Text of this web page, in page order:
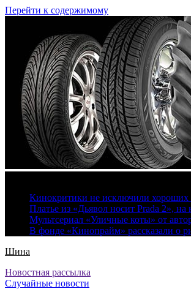
Перейти к содержимому
Кинокритики не исключили хороших
Платье из «Дьявол носит Prada 2»,
Мультсериал «Уличные коты» от
В фонде «Кинопрайм» рассказали о
Шина
Новостная рассылка
Случайные новости